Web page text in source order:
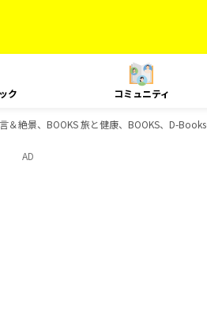
ク コミュニティ
＆絶景、BOOKS 旅と健康、BOOKS、D-
AD